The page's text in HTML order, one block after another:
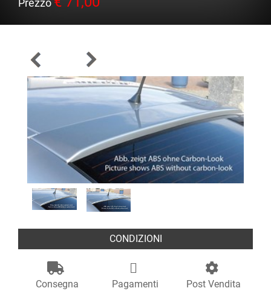
Prezzo
CONDIZIONI
Consegna Pagamenti Post Vendita